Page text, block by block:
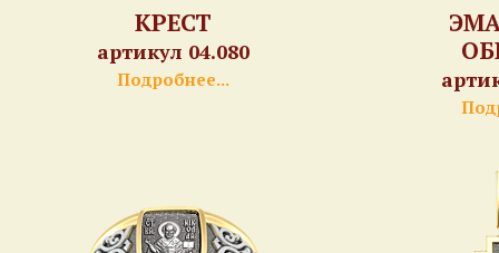
КРЕСТ
артикул 04.080
Подробнее...